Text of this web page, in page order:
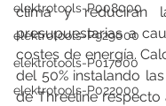
elektrotools-P008000
elektrotools-P929000
elektrotools-P017000
elektrotools-P022000
clima y reducirán
presupuestarias a
costes de energía.
del 50% instalando
de Threeline respecto